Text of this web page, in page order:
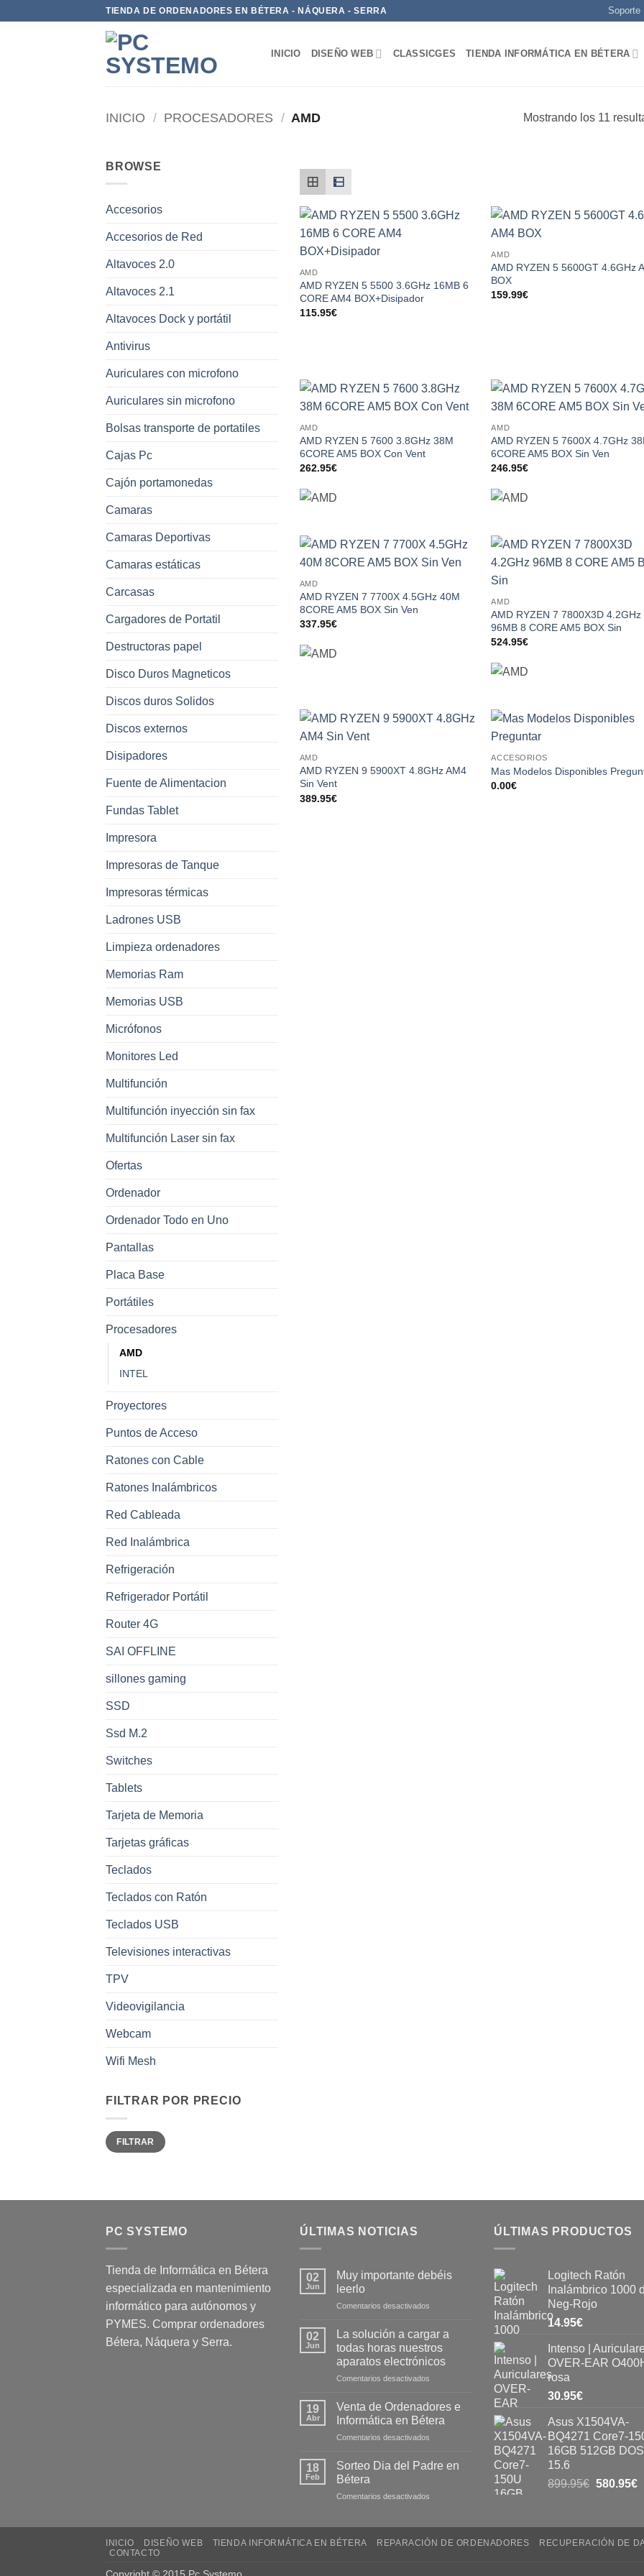
TIENDA DE ORDENADORES EN BÉTERA - NÁQUERA - SERRA Soporte
INICIO DISEÑO WEB CLASSICGES TIENDA INFORMÁTICA EN BÉTERA
INICIO / PROCESADORES / AMD Mostrando los 11
BROWSE
Accesorios
Accesorios de Red
Altavoces 2.0
Altavoces 2.1
Altavoces Dock y portátil
Antivirus
Auriculares con microfono
Auriculares sin microfono
Bolsas transporte de portatiles
Cajas Pc
Cajón portamonedas
Camaras
Camaras Deportivas
Camaras estáticas
Carcasas
Cargadores de Portatil
Destructoras papel
Disco Duros Magneticos
Discos duros Solidos
Discos externos
Disipadores
Fuente de Alimentacion
Fundas Tablet
Impresora
Impresoras de Tanque
Impresoras térmicas
Ladrones USB
Limpieza ordenadores
Memorias Ram
Memorias USB
Micrófonos
Monitores Led
Multifunción
Multifunción inyección sin fax
Multifunción Laser sin fax
Ofertas
Ordenador
Ordenador Todo en Uno
Pantallas
Placa Base
Portátiles
Procesadores
AMD
INTEL
Proyectores
Puntos de Acceso
Ratones con Cable
Ratones Inalámbricos
Red Cableada
Red Inalámbrica
Refrigeración
Refrigerador Portátil
Router 4G
SAI OFFLINE
sillones gaming
SSD
Ssd M.2
Switches
Tablets
Tarjeta de Memoria
Tarjetas gráficas
Teclados
Teclados con Ratón
Teclados USB
Televisiones interactivas
TPV
Videovigilancia
Webcam
Wifi Mesh
FILTRAR POR PRECIO
FILTRAR
AMD
AMD RYZEN 5 5500 3.6GHz 16MB 6
CORE AM4 BOX+Disipador
115.95€
AMD
AMD RYZEN 5 5600GT 4.6GHz
BOX
159.99€
AMD
AMD RYZEN 5 7600 3.8GHz 38M
6CORE AM5 BOX Con Vent
262.95€
AMD
AMD RYZEN 5 7600X 4.7GHz
6CORE AM5 BOX Sin Ven
246.95€
AMD
AMD RYZEN 7 7700X 4.5GHz 40M
8CORE AM5 BOX Sin Ven
337.95€
AMD
AMD RYZEN 7 7800X3D 4.2GHz
96MB 8 CORE AM5 BOX Sin
524.95€
AMD
AMD RYZEN 9 5900XT 4.8GHz AM4
Sin Vent
389.95€
ACCESORIOS
Mas Modelos Disponibles
0.00€
PC SYSTEMO
Tienda de Informática en Bétera
especializada en mantenimiento
informático para autónomos y
PYMES. Comprar ordenadores
Bétera, Náquera y Serra.
ÚLTIMAS NOTICIAS
02
Jun
Muy importante debéis
leerlo
Comentarios desactivados
02
Jun
La solución a cargar a
todas horas nuestros
aparatos electrónicos
Comentarios desactivados
19
Abr
Venta de Ordenadores e
Informática en Bétera
Comentarios desactivados
18
Feb
Sorteo Dia del Padre en
Bétera
Comentarios desactivados
ÚLTIMAS PRODUCTOS
Logitech Ratón
Inalámbrico 1000
Neg-Rojo
14.95€
Intenso |
OVER-EAR
rosa
30.95€
Asus X1504VA-
BQ4271 Core7-
16GB 512GB DOS
15.6
899.95€ 580.95€
INICIO DISEÑO WEB TIENDA INFORMÁTICA EN BÉTERA REPARACIÓN DE ORDENADORES RECUPERACIÓN DE
CONTACTO